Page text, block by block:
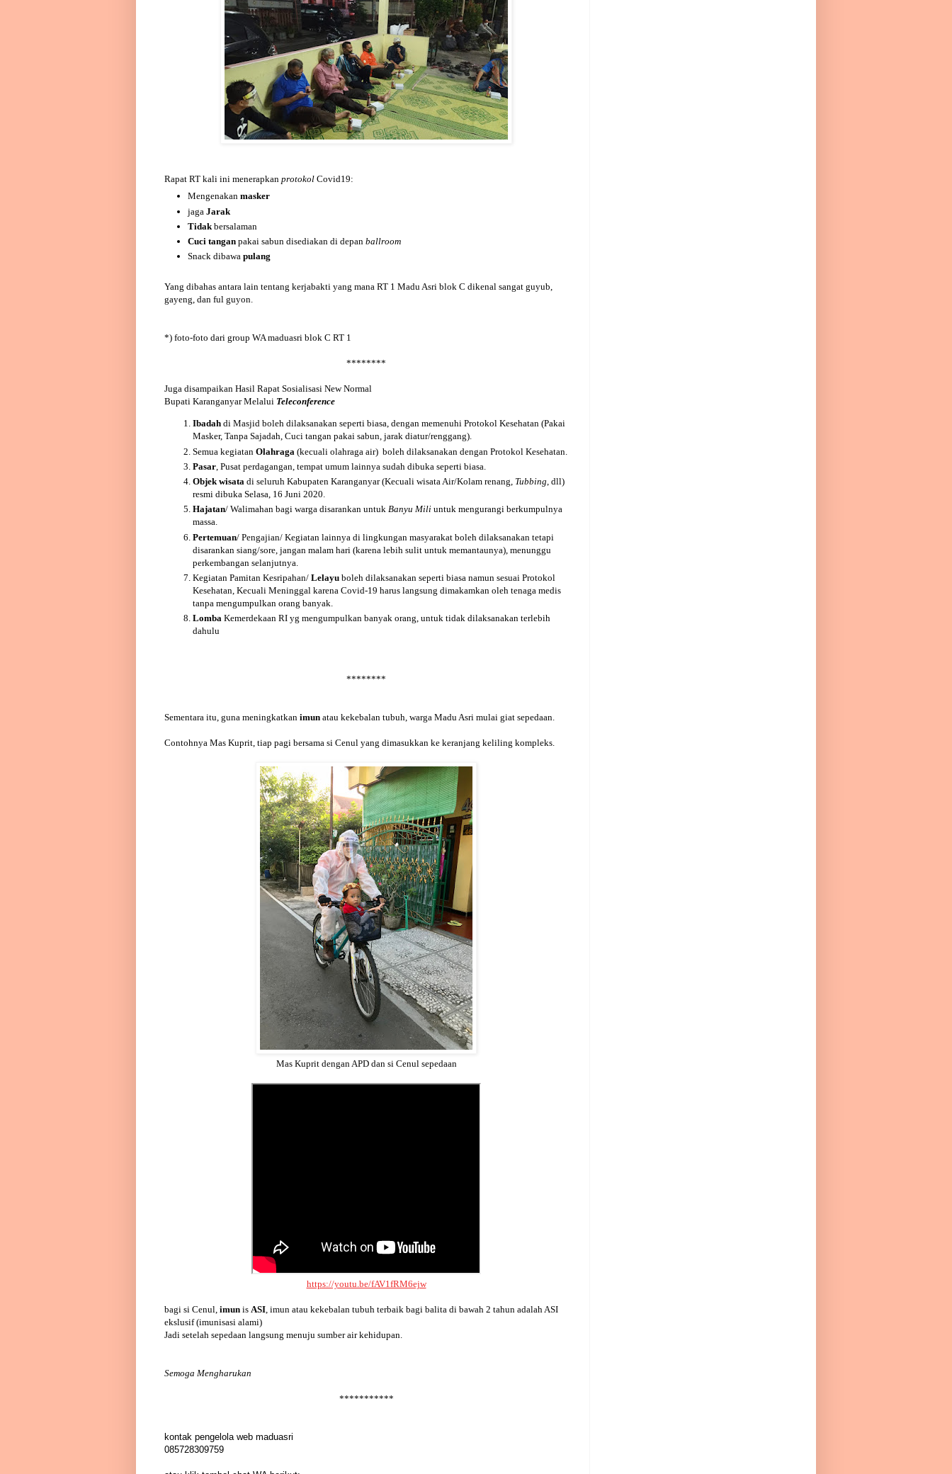
Rapat RT kali ini menerapkan protokol Covid19:
Mengenakan masker
jaga Jarak
Tidak bersalaman
Cuci tangan pakai sabun disediakan di depan ballroom
Snack dibawa pulang
Yang dibahas antara lain tentang kerjabakti yang mana RT 1 Madu Asri blok C dikenal sangat guyub,
gayeng, dan ful guyon.
*) foto-foto dari group WA maduasri blok C RT 1
********
Juga disampaikan Hasil Rapat Sosialisasi New Normal
Bupati Karanganyar Melalui Teleconference
Ibadah di Masjid boleh dilaksanakan seperti biasa, dengan memenuhi Protokol Kesehatan (Pakai
Masker, Tanpa Sajadah, Cuci tangan pakai sabun, jarak diatur/renggang).
Semua kegiatan Olahraga (kecuali olahraga air) boleh dilaksanakan dengan Protokol Kesehatan.
Pasar , Pusat perdagangan, tempat umum lainnya sudah dibuka seperti biasa.
Objek wisata di seluruh Kabupaten Karanganyar (Kecuali wisata Air/Kolam renang, Tubbing, dll)
resmi dibuka Selasa, 16 Juni 2020.
Hajatan/ Walimahan bagi warga disarankan untuk Banyu Mili untuk mengurangi berkumpulnya
massa.
Pertemuan/ Pengajian/ Kegiatan lainnya di lingkungan masyarakat boleh dilaksanakan tetapi
disarankan siang/sore, jangan malam hari (karena lebih sulit untuk memantaunya), menunggu
perkembangan selanjutnya.
Kegiatan Pamitan Kesripahan/ Lelayu boleh dilaksanakan seperti biasa namun sesuai Protokol
Kesehatan, Kecuali Meninggal karena Covid-19 harus langsung dimakamkan oleh tenaga medis
tanpa mengumpulkan orang banyak.
Lomba Kemerdekaan RI yg mengumpulkan banyak orang, untuk tidak dilaksanakan terlebih
dahulu
********
Sementara itu, guna meningkatkan imun atau kekebalan tubuh, warga Madu Asri mulai giat sepedaan.
Contohnya Mas Kuprit, tiap pagi bersama si Cenul yang dimasukkan ke keranjang keliling kompleks.
Mas Kuprit dengan APD dan si Cenul sepedaan
https://youtu.be/fAV1fRM6ejw
bagi si Cenul, imun is ASI , imun atau kekebalan tubuh terbaik bagi balita di bawah 2 tahun adalah ASI
ekslusif (imunisasi alami)
Jadi setelah sepedaan langsung menuju sumber air kehidupan.
Semoga Mengharukan
***********
kontak pengelola web maduasri
085728309759